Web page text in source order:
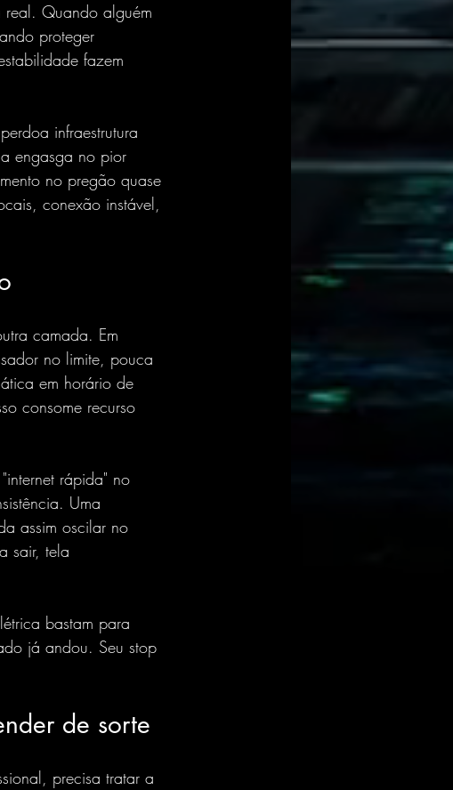
Quando alguém
proteger
fazem
infraestrutura
engasga no pior
no pregão quase
conexão instável,
camada. Em
no limite, pouca
em horário de
consome recurso
rápida" no
Uma
assim oscilar no
sair, tela
bastam para
já andou. Seu stop
de sorte
precisa tratar a